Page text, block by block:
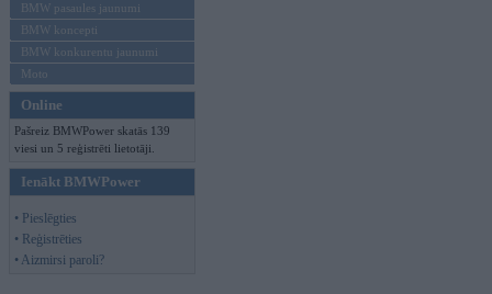
BMW pasaules jaunumi
BMW koncepti
BMW konkurentu jaunumi
Moto
Online
Pašreiz BMWPower skatās 139
viesi un 5 reģistrēti lietotāji.
Ienākt BMWPower
• Pieslēgties
• Reģistrēties
• Aizmirsi paroli?